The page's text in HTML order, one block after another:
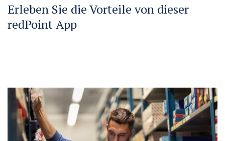
Erleben Sie die Vorteile von dieser
redPoint App